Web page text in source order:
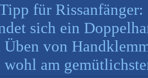
für
sich ein
Üben von
wohl am